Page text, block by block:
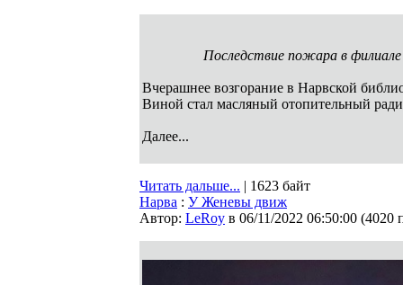
Последствие пожара в
Вчерашнее возгорание в Нарвской
Виной стал масляный отопительный
Далее...
Читать дальше... | 1623 байт
Нарва : У Женевы движ
Автор: LeRoy в 06/11/2022 06:50:00 (4020